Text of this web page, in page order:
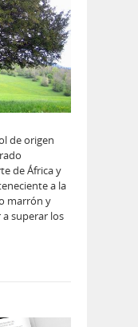
de origen
de África y
a la
marrón y
a superar los